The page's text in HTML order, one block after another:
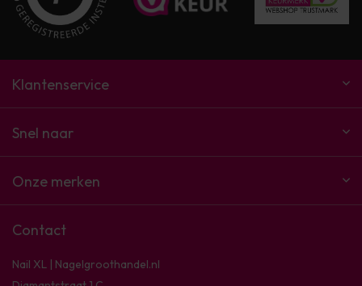
Klantenservice
Snel naar
Onze merken
Contact
Nail XL | Nagelgroothandel.nl